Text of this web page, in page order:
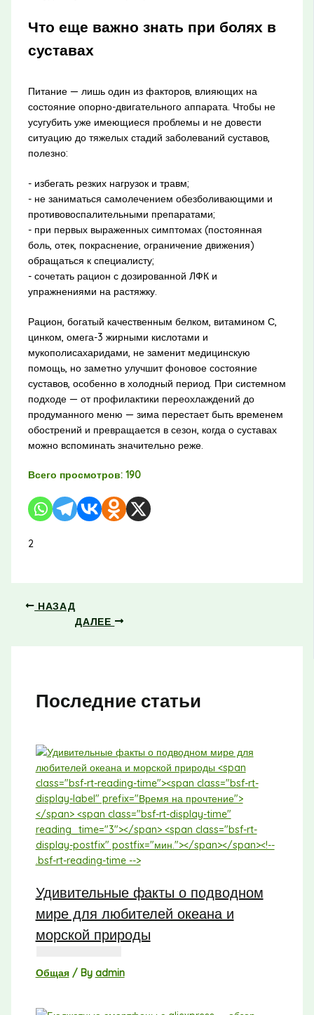
Что еще важно знать при болях в
суставах
Питание — лишь один из факторов, влияющих на
состояние опорно-двигательного аппарата. Чтобы не
усугубить уже имеющиеся проблемы и не довести
ситуацию до тяжелых стадий заболеваний суставов,
полезно:
- избегать резких нагрузок и травм;
- не заниматься самолечением обезболивающими и
противовоспалительными препаратами;
- при первых выраженных симптомах (постоянная
боль, отек, покраснение, ограничение движения)
обращаться к специалисту;
- сочетать рацион с дозированной ЛФК и
упражнениями на растяжку.
Рацион, богатый качественным белком, витамином С,
цинком, омега-3 жирными кислотами и
мукополисахаридами, не заменит медицинскую
помощь, но заметно улучшит фоновое состояние
суставов, особенно в холодный период. При системном
подходе — от профилактики переохлаждений до
продуманного меню — зима перестает быть временем
обострений и превращается в сезон, когда о суставах
можно вспоминать значительно реже.
Всего просмотров: 190
2
НАЗАД
ДАЛЕЕ
Последние статьи
Удивительные факты о подводном
мире для любителей океана и
морской природы
Общая/ By admin